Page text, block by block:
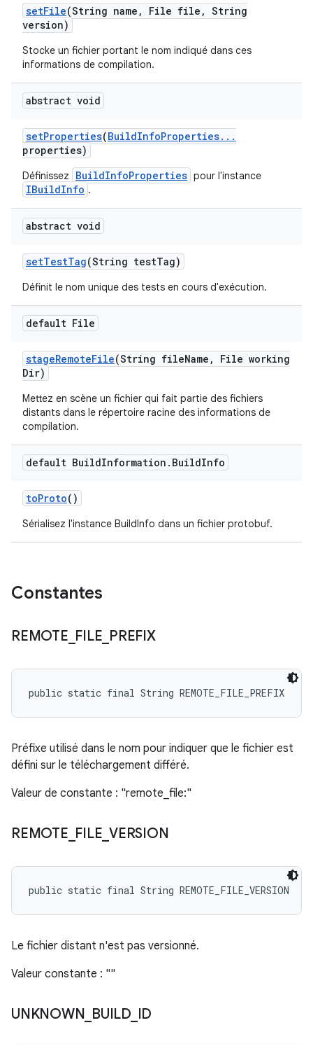
setFile(String name , File file , String
version)
Stocke un fichier portant le nom indiqué dans ces
informations de compilation.
abstract void
setProperties(BuildInfoProperties. . .
properties)
Définissez BuildInfoProperties pour l'instance
IBuildInfo .
abstract void
setTestTag(String testTag)
Définit le nom unique des tests en cours d'exécution.
default File
stageRemoteFile(String fileName ,
File working
Dir)
Mettez en scène un fichier qui fait partie des fichiers
distants dans le répertoire racine des informations de
compilation.
default BuildInformation . BuildInfo
toProto()
Sérialisez l'instance BuildInfo dans un fichier protobuf.
Constantes
REMOTE FILE PREFIX
public static final String REMOTE_FILE_PREFIX
Préfixe utilisé dans le nom pour indiquer que le fichier est
défini sur le téléchargement différé.
Valeur de constante : "remote_file:"
REMOTE FILE VERSION
public static final String REMOTE_FILE_VERSION
Le fichier distant n'est pas versionné.
Valeur constante : ""
UNKNOWN BUILD_ ID